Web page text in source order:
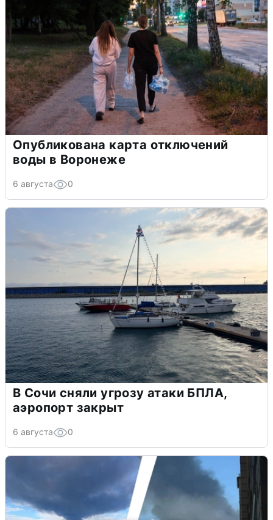
Опубликована карта отключений
воды в Воронеже
6 августа 0
В Сочи сняли угрозу атаки БПЛА,
аэропорт закрыт
6 августа 0